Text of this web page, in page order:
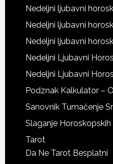
Nedeljni ljubavni
Nedeljni ljubavni
Nedeljni ljubavni
Nedeljni Ljubavni
Nedeljni Ljubavni
Podznak Kalkulator –
Sanovnik Tumačenje
Slaganje
Tarot
Da Ne Tarot Besplatni